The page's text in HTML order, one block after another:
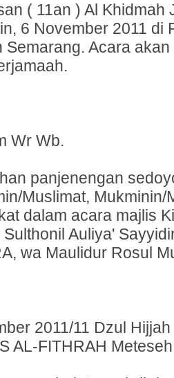
( 11an ) Al Khidmah
6 November 2011 di
Semarang. Acara
Wr Wb.
panjenengan
Muslimat, Mukminin/
dalam acara majlis
Auliya'
wa Maulidur Rosul
2011/11 Dzul
AL-FITHRAH